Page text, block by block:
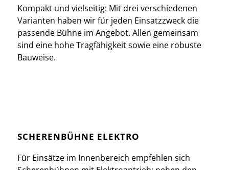
Kompakt und vielseitig: Mit drei verschiedenen
Varianten haben wir für jeden Einsatzzweck die
passende Bühne im Angebot. Allen gemeinsam
sind eine hohe Tragfähigkeit sowie eine robuste
Bauweise.
SCHERENBÜHNE ELEKTRO
Für Einsätze im Innenbereich empfehlen sich